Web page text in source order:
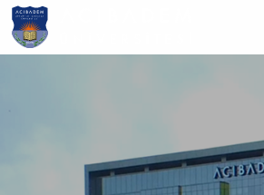
Ana
içeriğe
atla